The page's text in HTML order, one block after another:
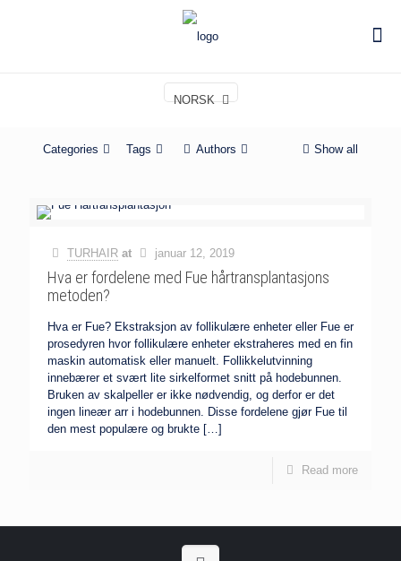
NORSK
Categories Tags Authors Show all
TURHAIR at januar 12, 2019
Hva er fordelene med Fue hårtransplantasjons
metoden?
Hva er Fue? Ekstraksjon av follikulære enheter eller Fue er
prosedyren hvor follikulære enheter ekstraheres med en fin
maskin automatisk eller manuelt. Follikkelutvinning
innebærer et svært lite sirkelformet snitt på hodebunnen.
Bruken av skalpeller er ikke nødvendig, og derfor er det
ingen lineær arr i hodebunnen. Disse fordelene gjør Fue til
den mest populære og brukte […]
Read more